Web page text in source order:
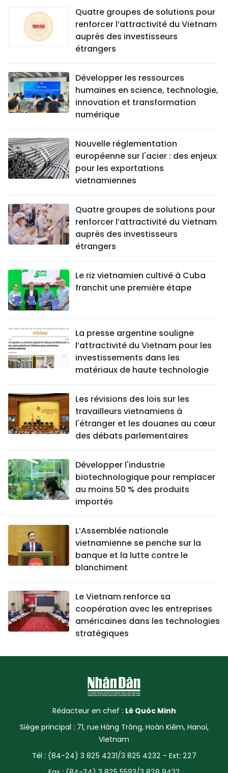
Quatre groupes de solutions pour
renforcer l’attractivité du Vietnam
auprès des investisseurs
étrangers
Développer les ressources
humaines en science, technologie,
innovation et transformation
numérique
Nouvelle réglementation
européenne sur l'acier : des enjeux
pour les exportations
vietnamiennes
Quatre groupes de solutions pour
renforcer l’attractivité du Vietnam
auprès des investisseurs
étrangers
Le riz vietnamien cultivé à Cuba
franchit une première étape
La presse argentine souligne
l’attractivité du Vietnam pour les
investissements dans les
matériaux de haute technologie
Les révisions des lois sur les
travailleurs vietnamiens à
l'étranger et les douanes au cœur
des débats parlementaires
Développer l'industrie
biotechnologique pour remplacer
au moins 50 % des produits
importés
L’Assemblée nationale
vietnamienne se penche sur la
banque et la lutte contre le
blanchiment
Le Vietnam renforce sa
coopération avec les entreprises
américaines dans les technologies
stratégiques
Rédacteur en chef : Lê Quôc Minh
Siège principal : 71, rue Hàng Trông, Hoàn Kiêm, Hanoï,
Vietnam
Tél : (84-24) 3 825 4231/3 825 4232 - Ext: 227